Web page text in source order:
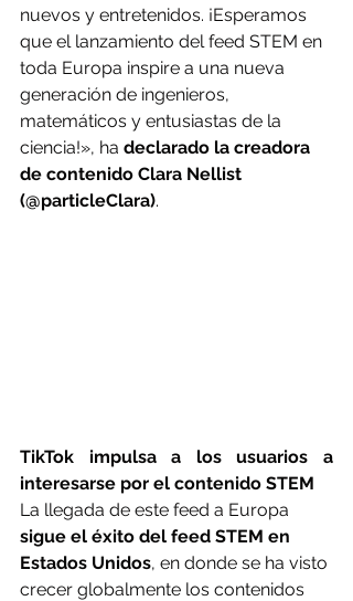
nuevos y entretenidos. ¡Esperamos
que el lanzamiento del feed STEM en
toda Europa inspire a una nueva
generación de ingenieros,
matemáticos y entusiastas de la
ciencia!», ha declarado la creadora
de contenido Clara Nellist
(@particleClara).
TikTok impulsa a los usuarios a
interesarse por el contenido STEM
La llegada de este feed a Europa
sigue el éxito del feed STEM en
Estados Unidos, en donde se ha visto
crecer globalmente los contenidos